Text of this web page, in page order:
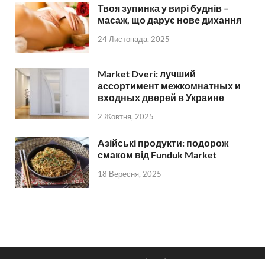
Твоя зупинка у вирі буднів –
масаж, що дарує нове дихання
24 Листопада, 2025
Market Dveri: лучший
ассортимент межкомнатных и
входных дверей в Украине
2 Жовтня, 2025
Азійські продукти: подорож
смаком від Funduk Market
18 Вересня, 2025